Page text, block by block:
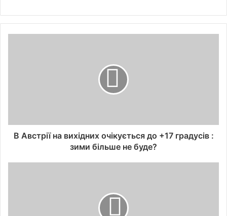
В Австрії на вихідних очікується до +17 градусів :
зими більше не буде?